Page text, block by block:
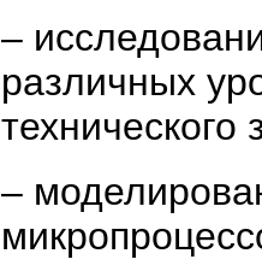
–
различных
технического
–